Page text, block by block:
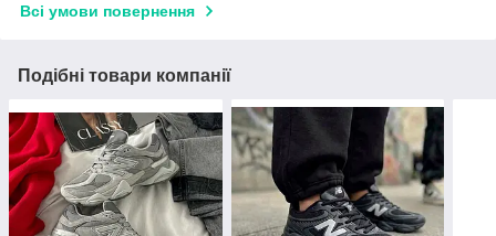
Всі умови повернення
Подібні товари компанії